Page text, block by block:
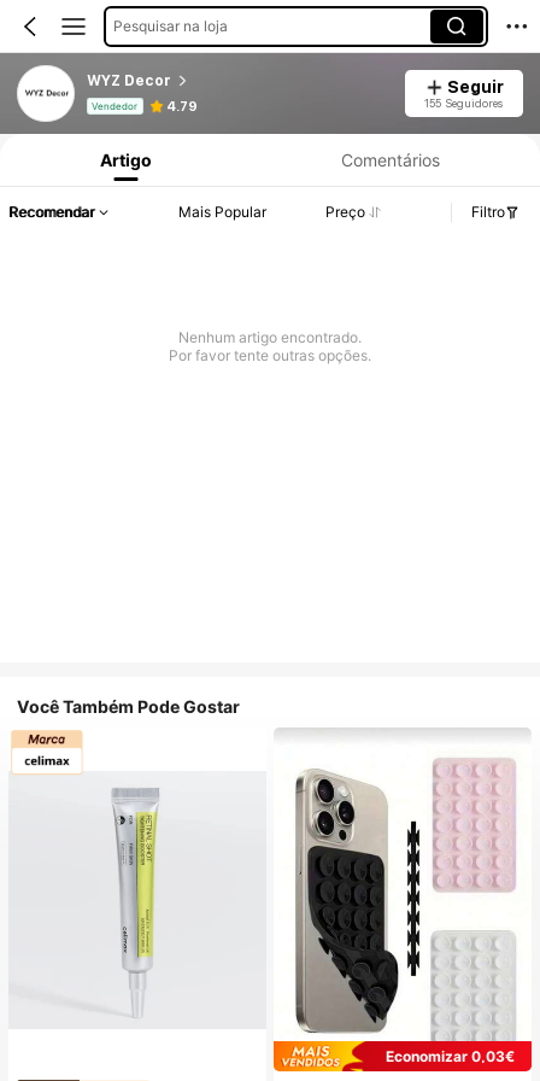
Pesquisar na loja
WYZ Decor
Vendedor 4.79
Seguir
155 Seguidores
Informações do Produto: Divulgação de Preço, Vendas e Detalhes de Stock.
Artigo Comentários
Recomendar Mais Popular Preço Filtro
Nenhum artigo encontrado.
Por favor tente outras opções.
Você Também Pode Gostar
Economizar 0,03€